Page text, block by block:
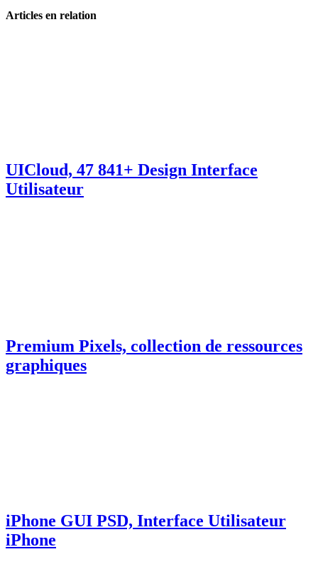
Articles en relation
UICloud, 47 841+ Design Interface
Utilisateur
Premium Pixels, collection de ressources
graphiques
iPhone GUI PSD, Interface Utilisateur
iPhone